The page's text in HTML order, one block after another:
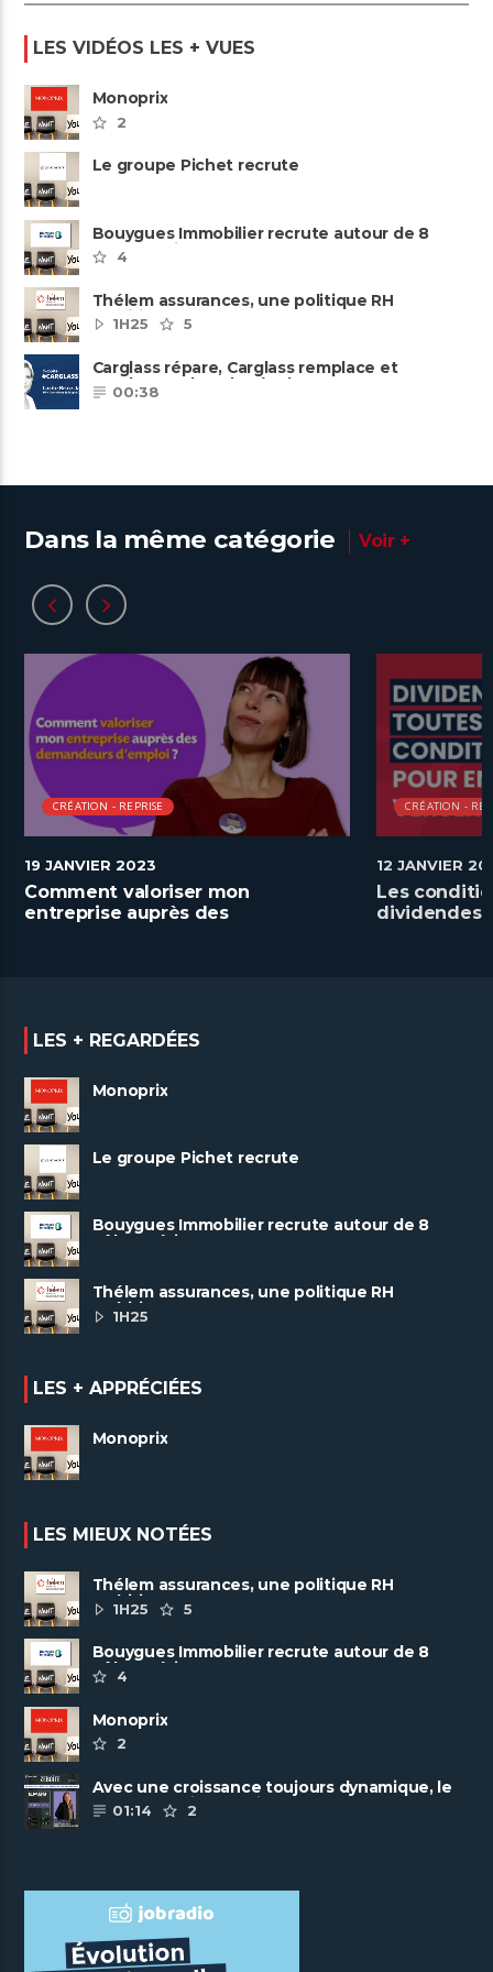
LES VIDÉOS LES + VUES
Monoprix
2
Le groupe Pichet recrute
Bouygues Immobilier recrute autour de 8
pôles métiers
4
Thélem assurances, une politique RH
ambitieuse
1H25 5
Carglass répare, Carglass remplace et
Carglass embauche également.
00:38
Dans la même catégorie Voir +
CRÉATION - REPRISE
19 JANVIER 2023
Comment valoriser mon
entreprise auprès des
CRÉATION -
12 JANVIER
Les
dividendes
LES + REGARDÉES
Monoprix
Le groupe Pichet recrute
Bouygues Immobilier recrute autour de 8
pôles métiers
Thélem assurances, une politique RH
ambitieuse
1H25
LES + APPRÉCIÉES
Monoprix
LES MIEUX NOTÉES
Thélem assurances, une politique RH
ambitieuse
1H25 5
Bouygues Immobilier recrute autour de 8
pôles métiers
4
Monoprix
2
Avec une croissance toujours dynamique, le
groupe Scalian continue de ......
01:14 2